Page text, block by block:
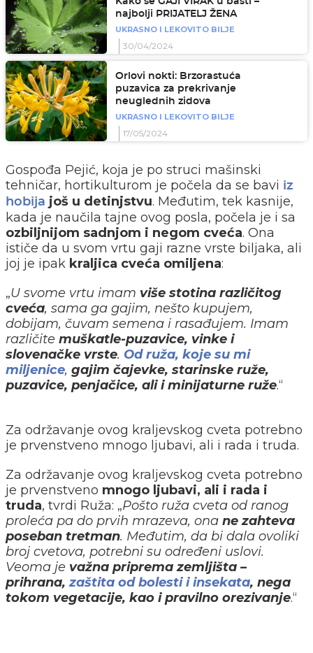
najbolji PRIJATELJ ŽENA
UKRASNO I LEKOVITO BILJE
30/04/2024
Orlovi nokti: Brzorastuća
puzavica za prekrivanje
neuglednih zidova
UKRASNO I LEKOVITO BILJE
17/05/2024
Gospođa Pejić, koja je po struci mašinski
tehničar, hortikulturom je počela da se bavi iz
hobija još u detinjstvu. Međutim, tek kasnije,
kada je naučila tajne ovog posla, počela je i sa
ozbiljnijom sadnjom i negom cveća. Ona
ističe da u svom vrtu gaji razne vrste biljaka, ali
joj je ipak kraljica cveća omiljena:
„U svome vrtu imam više stotina različitog
cveća, sama ga gajim, nešto kupujem,
dobijam, čuvam semena i rasađujem. Imam
različite muškatle-puzavice, vinke i
slovenačke vrste. Od ruža, koje su mi
miljenice, gajim čajevke, starinske ruže,
puzavice, penjačice, ali i minijaturne ruže.“
Za održavanje ovog kraljevskog cveta potrebno
je prvenstveno mnogo ljubavi, ali i rada i truda.
Za održavanje ovog kraljevskog cveta potrebno
je prvenstveno mnogo ljubavi, ali i rada i
truda, tvrdi Ruža: „Pošto ruža cveta od ranog
proleća pa do prvih mrazeva, ona ne zahteva
poseban tretman. Međutim, da bi dala ovoliki
broj cvetova, potrebni su određeni uslovi.
Veoma je važna priprema zemljišta –
prihrana,zaštita od bolesti i insekata, nega
tokom vegetacije, kao i pravilno orezivanje.“